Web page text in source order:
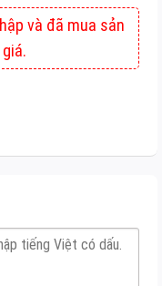
và đã mua sản